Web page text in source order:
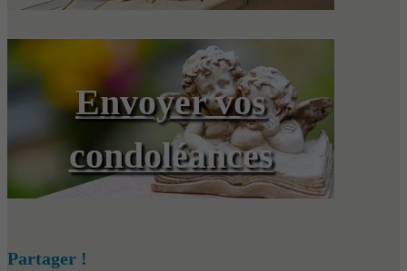
Envoyer vos
condoléances
Partager !